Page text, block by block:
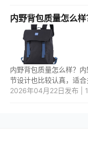
内野背包质量怎么
内野背包质量怎么样？
节设计也比较认真，适
档次的牌子？内野背包
2026年04月22日发布 |